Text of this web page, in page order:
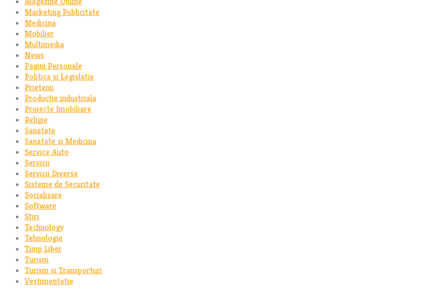
Marketing Publicitate
Medicina
Mobilier
Multimedia
News
Pagini Personale
Politica si Legislatie
Prietenii
Productie industriala
Proiecte Imobiliare
Religie
Sanatate
Sanatate si Medicina
Service Auto
Servicii
Servicii Diverse
Sisteme de Securitate
Socializare
Software
Stiri
Technology
Tehnologie
Timp Liber
Turism
Turism si Transporturi
Vestimentatie